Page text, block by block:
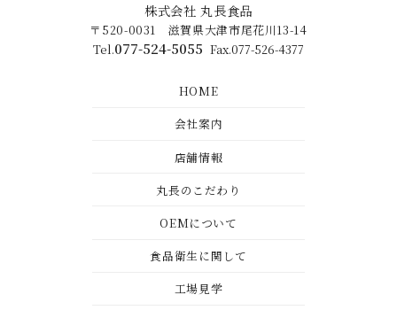
株式会社 丸長食品
〒520-0031 滋賀県大津市尾花川13-14
Tel.077-524-5055 Fax.077-526-4377
HOME
会社案内
店舗情報
丸長のこだわり
OEMについて
食品衛生に関して
工場見学